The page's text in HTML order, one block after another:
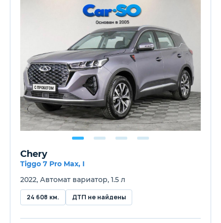
Chery
Tiggo 7 Pro Max, I
2022, Автомат вариатор, 1.5 л
24 608 км. ДТП не найдены